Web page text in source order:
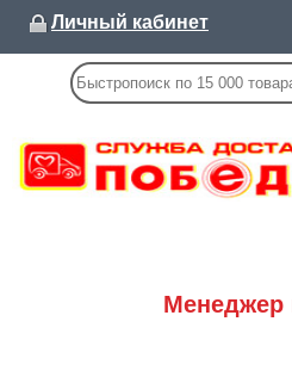
Личный кабинет
Менеджер